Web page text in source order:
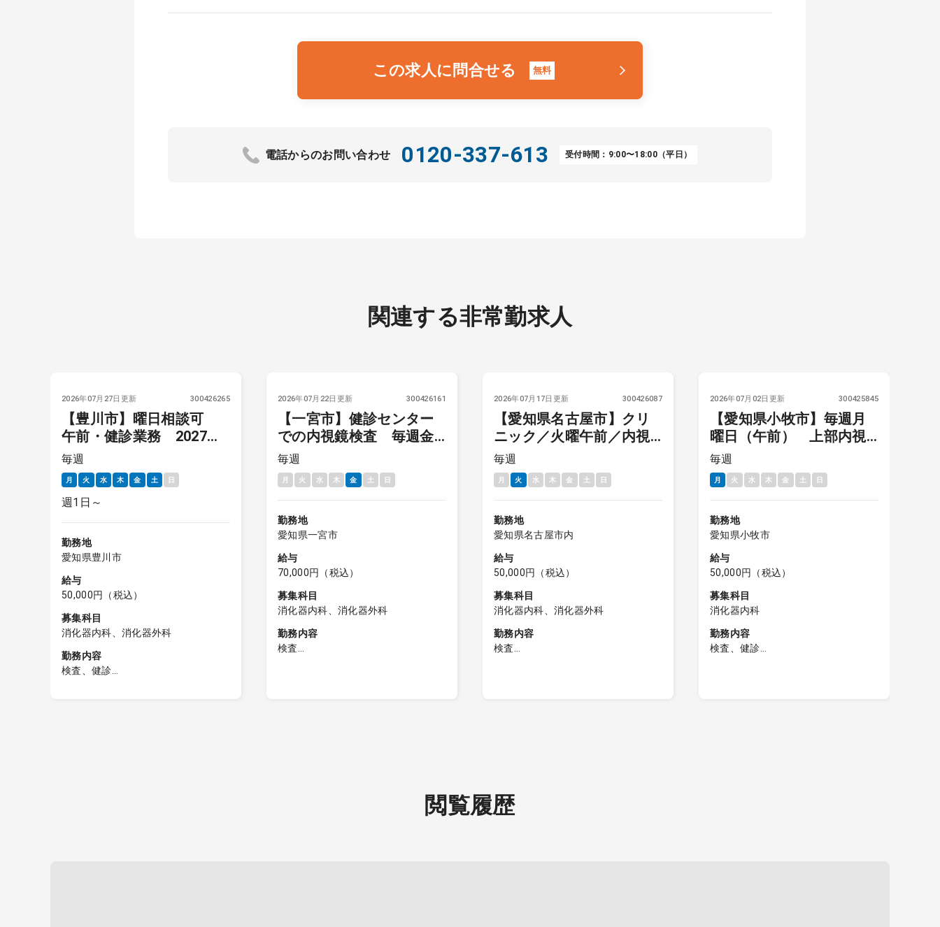
この求人に問合せる 無料
電話からのお問い合わせ 0120-337-613 受付時間：9:00〜18:00（平日）
関連する非常勤求人
2026年07月27日更新 300426265
【豊川市】曜日相談可
午前・健診業務 2027年4
月～
毎週
月 火 水 木 金 土 日
週1日～
勤務地
愛知県豊川市
給与
50,000円（税込）
募集科目
消化器内科、消化器外科
勤務内容
検査、健診
2026年07月22日更新 300426161
【一宮市】健診センター
での内視鏡検査 毎週金
曜日（午前） 給与7万円
毎週
月 火 水 木 金 土 日
勤務地
愛知県一宮市
給与
70,000円（税込）
募集科目
消化器内科、消化器外科
勤務内容
検査
2026年07月17日更新 300426087
【愛知県名古屋市】クリ
ニック／火曜午前／内視
鏡検査
毎週
月 火 水 木 金 土 日
勤務地
愛知県名古屋市内
給与
50,000円（税込）
募集科目
消化器内科、消化器外科
勤務内容
検査
2026年07月02日更新 300425845
【愛知県小牧市】毎週月
曜日（午前） 上部内視
鏡検査
毎週
月 火 水 木 金 土 日
勤務地
愛知県小牧市
給与
50,000円（税込）
募集科目
消化器内科
勤務内容
検査、健診
閲覧履歴